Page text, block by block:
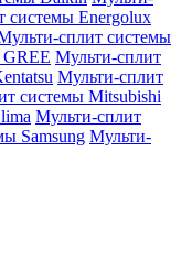
системы Energolux
сплит системы
Мульти-сплит
Мульти-сплит
системы Mitsubishi
Мульти-сплит
Samsung Мульти-